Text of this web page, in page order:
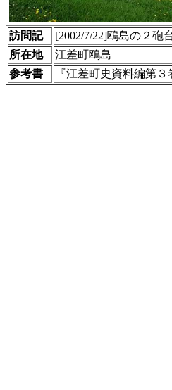
訪問記
[2002/7/22]鴎島の２砲
所在地
江差町鴎島
参考書
『江差町史資料編第３